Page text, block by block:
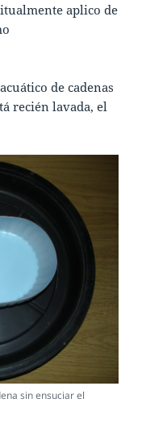
aplico de
de cadenas
recién lavada, el
sin ensuciar el